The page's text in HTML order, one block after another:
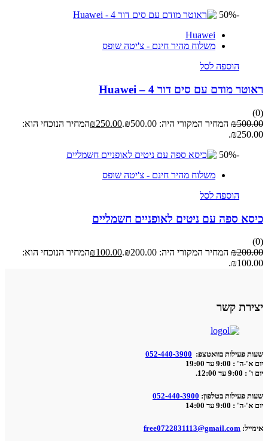
-50%
Huawei
משלוח מהיר חינם - צ'יטה שופס
הוספה לסל
ראוטר מודם עם סים דור 4 – Huawei
(0)
₪500.00 המחיר המקורי היה: ₪500.00. ₪250.00
המחיר הנוכחי הוא:
₪250.00.
-50%
משלוח מהיר חינם - צ'יטה שופס
הוספה לסל
כיסא ספה עם ניטים לאופניים חשמליים
(0)
₪200.00 המחיר המקורי היה: ₪200.00. ₪100.00
המחיר הנוכחי הוא:
₪100.00.
יצירת קשר
שעות פעילות בוואטצפ: 052-440-3900
יום א'-ה' : 9:00 עד 19:00
יום ו' : 9:00 עד 12:00.
שעות פעילות בטלפון: 052-440-3900
יום א'-ה' : 9:00 עד 14:00
אימייל: free0722831113@gmail.com